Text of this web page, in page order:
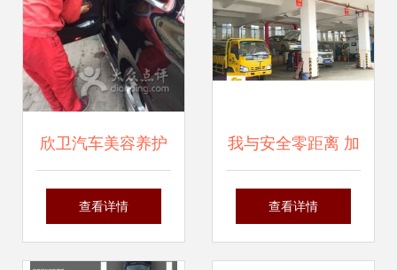
欣卫汽车美容养护
中心（上海）——
查看详情
我与安全零距离 加
强机动车维修行业
查看详情